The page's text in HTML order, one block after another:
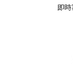
即